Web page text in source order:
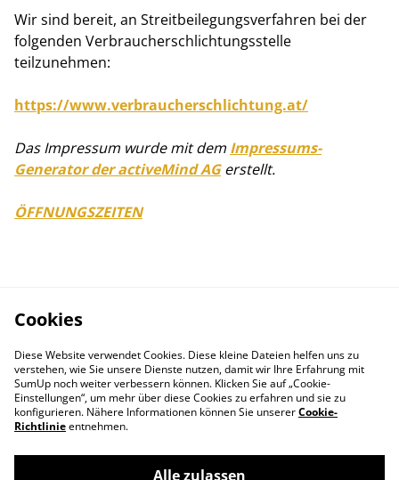
Wir sind bereit, an Streitbeilegungsverfahren bei der
folgenden Verbraucherschlichtungsstelle
teilzunehmen:
https://www.verbraucherschlichtung.at/
Das Impressum wurde mit dem Impressums-
Generator der activeMind AGerstellt.
ÖFFNUNGSZEITEN
Cookies
Diese Website verwendet Cookies. Diese kleine Dateien helfen uns zu
verstehen, wie Sie unsere Dienste nutzen, damit wir Ihre Erfahrung mit
SumUp noch weiter verbessern können. Klicken Sie auf „Cookie-
Einstellungen“, um mehr über diese Cookies zu erfahren und sie zu
konfigurieren. Nähere Informationen können Sie unsererCookie-
Richtlinieentnehmen.
Alle zulassen